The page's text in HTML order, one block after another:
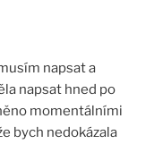
napsat a
napsat hned po
momentálními
bych nedokázala